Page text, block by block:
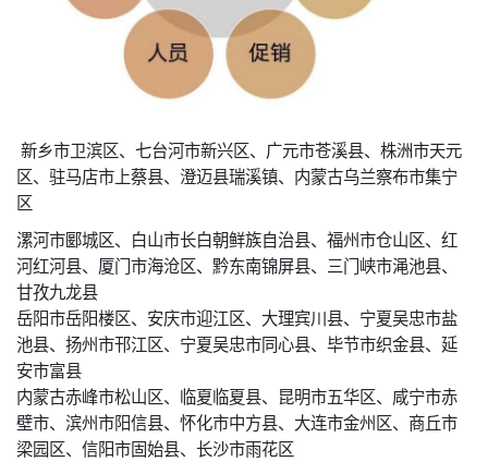
新乡市卫滨区、七台河市新兴区、广元市苍溪县、株洲市天元
区、驻马店市上蔡县、澄迈县瑞溪镇、内蒙古乌兰察布市集宁
区
漯河市郾城区、白山市长白朝鲜族自治县、福州市仓山区、红
河红河县、厦门市海沧区、黔东南锦屏县、三门峡市渑池县、
甘孜九龙县
岳阳市岳阳楼区、安庆市迎江区、大理宾川县、宁夏吴忠市盐
池县、扬州市邗江区、宁夏吴忠市同心县、毕节市织金县、延
安市富县
内蒙古赤峰市松山区、临夏临夏县、昆明市五华区、咸宁市赤
壁市、滨州市阳信县、怀化市中方县、大连市金州区、商丘市
梁园区、信阳市固始县、长沙市雨花区